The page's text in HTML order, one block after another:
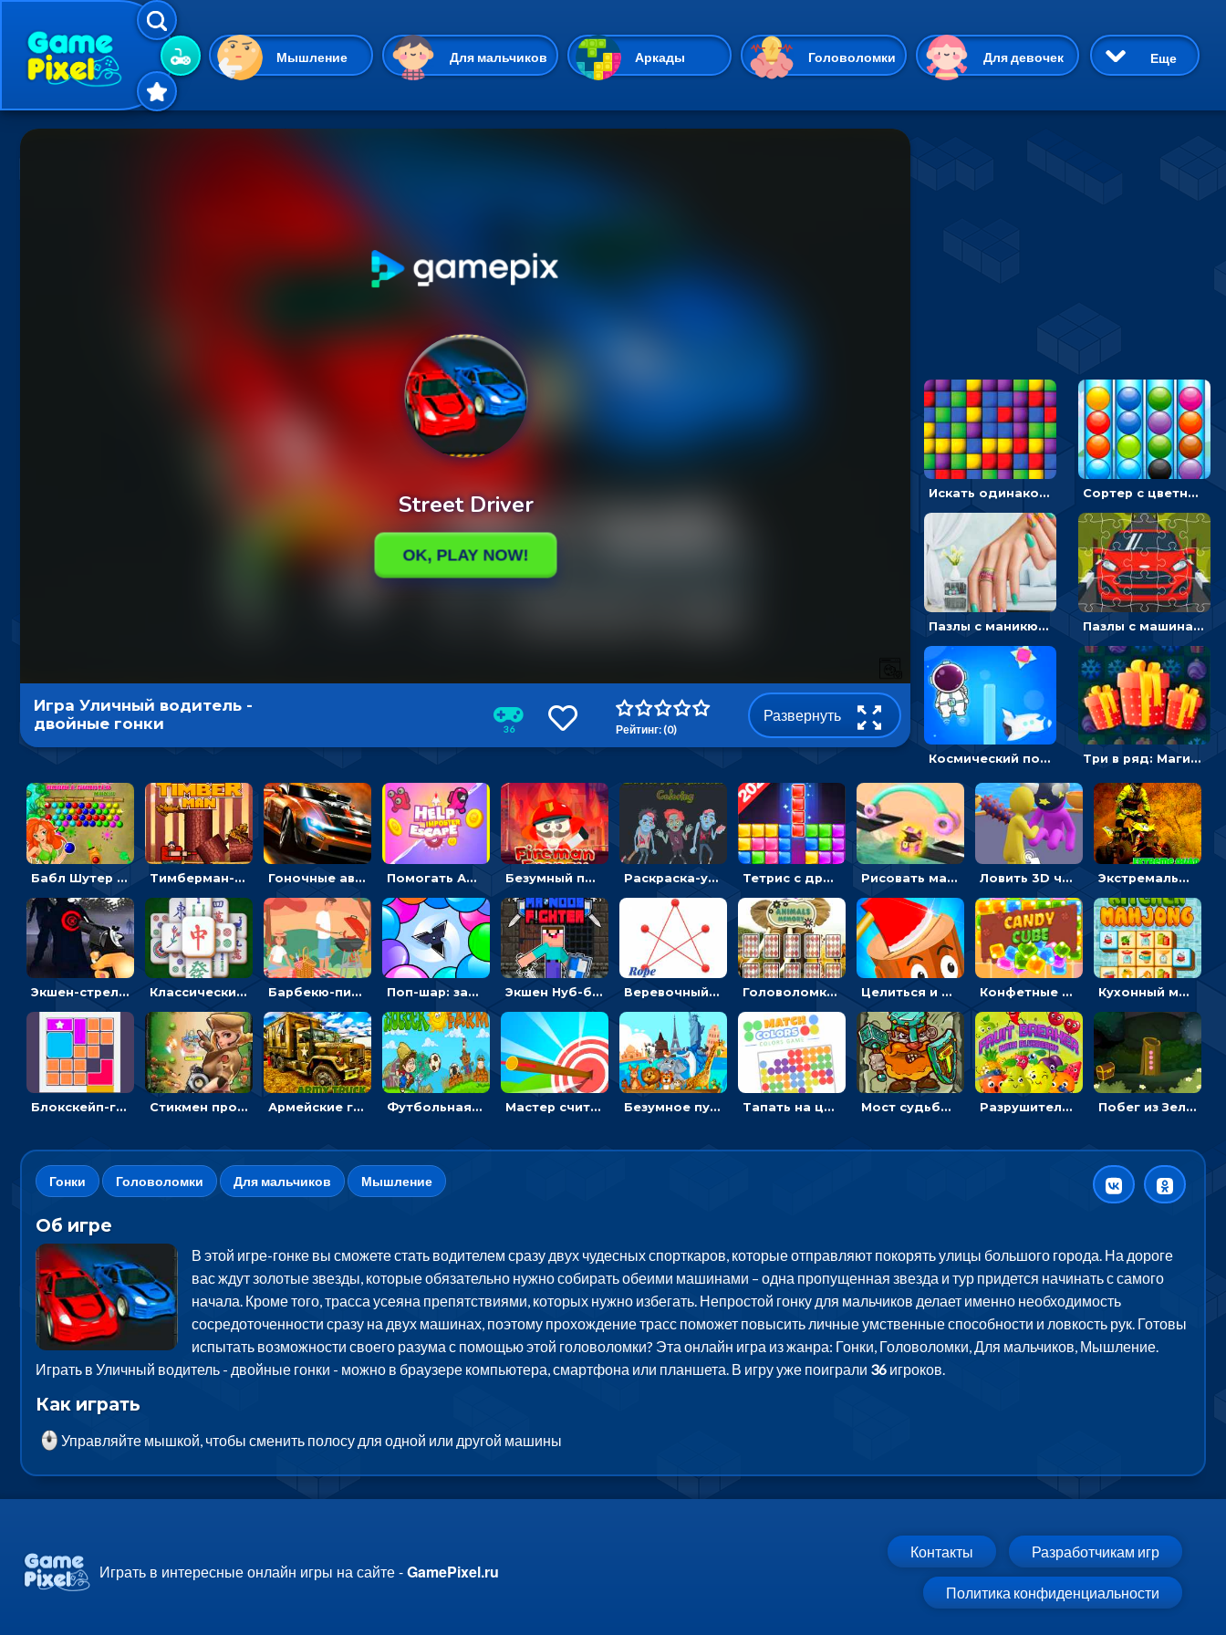
Мышление Для мальчиков Аркады Головоломки Для девочек
Гиперказуальные Казуальные Веселые 3D Приключения
Маджонг Симуляторы
Еще
Искать одинаковые блоки и убирать их - головоломка на внимание Сортер с цветными шариками: размещать в колбах по цвету
Пазлы с маникюром: собери идеальный рисунок для ногтей Пазлы с машинами Форд: собирать картинки и открывать новые
Космический побег: двигать космонавта, чтобы попасть к кораблю Три в ряд: Магические рождественские драгоценности
Игра Уличный водитель -
двойные гонки
36 Рейтинг: (0)
Развернуть
Бабл Шутер в джунглях: стрелять шариками по цветным целям Тимберман-дровосек: меняй сторону и руби дерево Гоночные авто в пазлах: разбей картинку и собери снова Помогать Амонг Ас бежать из комнаты через преграды - приключения Безумный пожарный: направлять шланг, чтобы тушить горящие бревна Раскраска-ужастик: разукрась зомби и скелетов Тетрис с драгоценными камнями: расставляй блоки, чтобы получить линию - головоломка Рисовать машину и выигрывать гонку - для мальчиков Ловить 3D человечком своего цвета и собирать драгоценности - гиперказуалка Экстремальные пазлы с квадроциклами: собирать крутые тачки
Экшен-стрелялка по зомби: целиться и попадать в бегущих монстров Классический маджонг на время: находить пары одинаковых плиток, чтобы расчищать поле Барбекю-пикник: искать скрытые предметы на картинках - головоломка Поп-шар: запускать колючку, чтобы лопать воздушные шарики Экшен Нуб-боец: прыгать через препятствия или бить врагов мечом Веревочный мастер: двигай узелки и развязывай их Головоломка с животными: переворачивать карточки, чтобы находить пару Целиться и метать топор в 3D мишени Конфетные кубики: двигать сладости в сторону, чтобы стрелять по целям Кухонный маджонг: соединять пары посуды и расчищать поле
Блокскейп-головоломка: двигать блоки, чтобы достать элемент со звездой Стикмен против Зомби: стрелять в зомби и развивать воина Армейские грузовики в пазлах: собери военную машину Футбольная ферма: бей по мячу, чтобы забивать в ворота и ловить звезды Мастер считать стрелы: увеличивать запас, чтобы поразить больше целей Безумное путешествие друзей по миру: собирать пазлы из фото с животными Тапать на цветные точки, чтобы взрывать одинаковые - три в ряд Мост судьбы: прыгать по платформам и бить молотом орков Разрушитель фруктов: стрелять ягодами по ананасам Побег из Зеленого парка: решай ребусы, чтобы выбраться на свободу
Гонки Головоломки Для мальчиков Мышление
Об игре
В этой игре-гонке вы сможете стать водителем сразу двух чудесных спорткаров, которые отправляют покорять улицы большого города. На дороге
вас ждут золотые звезды, которые обязательно нужно собирать обеими машинами – одна пропущенная звезда и тур придется начинать с самого
начала. Кроме того, трасса усеяна препятствиями, которых нужно избегать. Непростой гонку для мальчиков делает именно необходимость
сосредоточенности сразу на двух машинах, поэтому прохождение трасс поможет повысить личные умственные способности и ловкость рук. Готовы
испытать возможности своего разума с помощью этой головоломки? Эта онлайн игра из жанра: Гонки, Головоломки, Для мальчиков, Мышление.
Играть в Уличный водитель - двойные гонки - можно в браузере компьютера, смартфона или планшета. В игру уже поиграли 36игроков.
Как играть
Управляйте мышкой, чтобы сменить полосу для одной или другой машины
Играть в интересные онлайн игры на сайте -GamePixel.ru
Контакты Разработчикам игр
Политика конфиденциальности